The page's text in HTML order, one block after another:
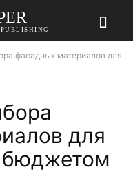
фасадных материалов для
для
бюджетом